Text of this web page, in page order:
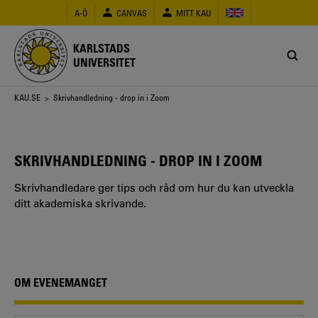
huvudinnehåll
A-Ö CANVAS MITT KAU
KARLSTADS
UNIVERSITET
Länkstig
KAU.SE > Skrivhandledning - drop in i Zoom
SKRIVHANDLEDNING - DROP IN I ZOOM
Skrivhandledare ger tips och råd om hur du kan utveckla
ditt akademiska skrivande.
OM EVENEMANGET